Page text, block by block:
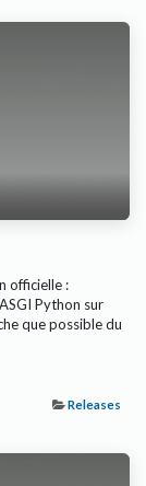
officielle :
Python sur
que possible du
Releases